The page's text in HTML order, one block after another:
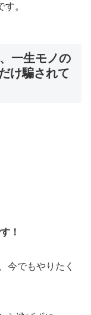
。
一生モノの
け騙されて
！
今でもやりたく